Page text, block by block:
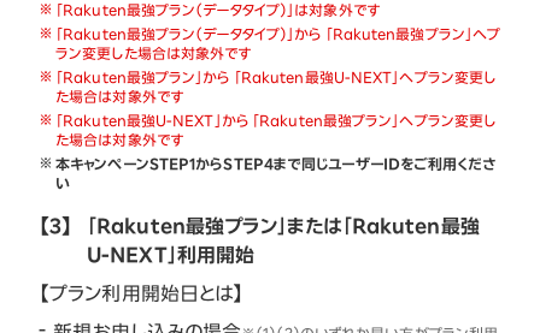
「Rakuten最強プラン（データタイプ）」は対象外です
「Rakuten最強プラン（データタイプ）」から 「Rakuten最強プラン」へプ
ラン変更した場合は対象外です
「Rakuten最強プラン」から 「Rakuten最強U-NEXT」へプラン変更し
た場合は対象外です
「Rakuten最強U-NEXT」から 「Rakuten最強プラン」へプラン変更し
た場合は対象外です
本キャンペーンSTEP1からSTEP4まで同じユーザーIDをご利用くださ
い
【3】
「Rakuten最強プラン」または「Rakuten最強
U-NEXT」利用開始
【プラン利用開始日とは】